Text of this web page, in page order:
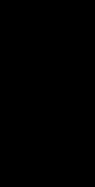
Brand, Ann-
Korbel, Matthias
Henning
Kaminska, Ilka
Boris Nitzsche,
Peter Schützhold,
Sonja
Naujack, Magnus